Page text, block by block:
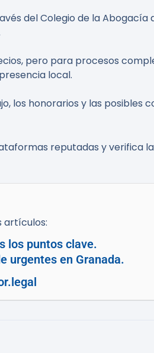
del Colegio de la
pero para procesos
local.
los honorarios y las posibles
reputadas y verifica
artículos:
los puntos clave.
urgentes en Granada.